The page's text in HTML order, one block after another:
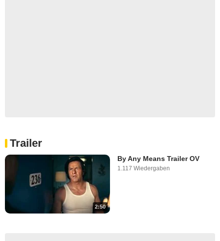
Trailer
2:50
By Any Means Trailer OV
1.117 Wiedergaben